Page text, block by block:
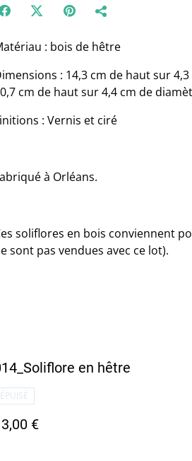
: bois de hêtre
: 14,3 cm de haut sur
cm de haut sur 4,4 cm de
: Vernis et ciré
à Orléans.
soliflores en bois conviennent
sont pas vendues avec ce lot).
en hêtre
ÉPUISÉ
€